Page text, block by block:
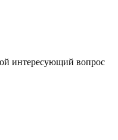
интересующий вопрос